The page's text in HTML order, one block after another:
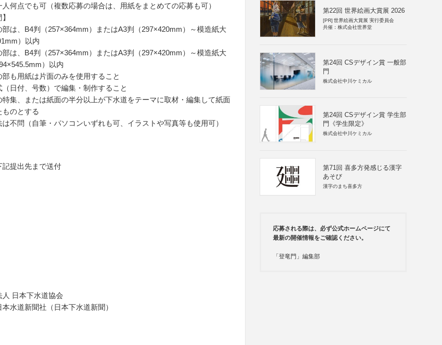
何点でも可（複数応募の場合は、用紙をまとめての応募も可）
は、B4判（257×364mm）またはA3判（297×420mm）～模造紙大
）以内
は、B4判（257×364mm）またはA3判（297×420mm）～模造紙大
）以内
も用紙は片面のみを使用すること
日付、号数）で編集・制作すること
集、または紙面の半分以上が下水道をテーマに取材・編集して紙面
のとする
不問（自筆・パソコンいずれも可、イラストや写真等も使用可）
記提出先まで送付
人 日本下水道協会
水道新聞社（日本下水道新聞）
第22回 世界絵画大賞展 2026
[PR] 世界絵画大賞展 実行委員会
共催：株式会社世界堂
第24回 CSデザイン賞 一般部
門
株式会社中川ケミカル
第24回 CSデザイン賞 学生部
門《学生限定》
株式会社中川ケミカル
第71回 喜多方発感じる漢字
あそび
漢字のまち喜多方
応募される際は、必ず公式ホームページにて
最新の開催情報をご確認ください。
「登竜門」編集部